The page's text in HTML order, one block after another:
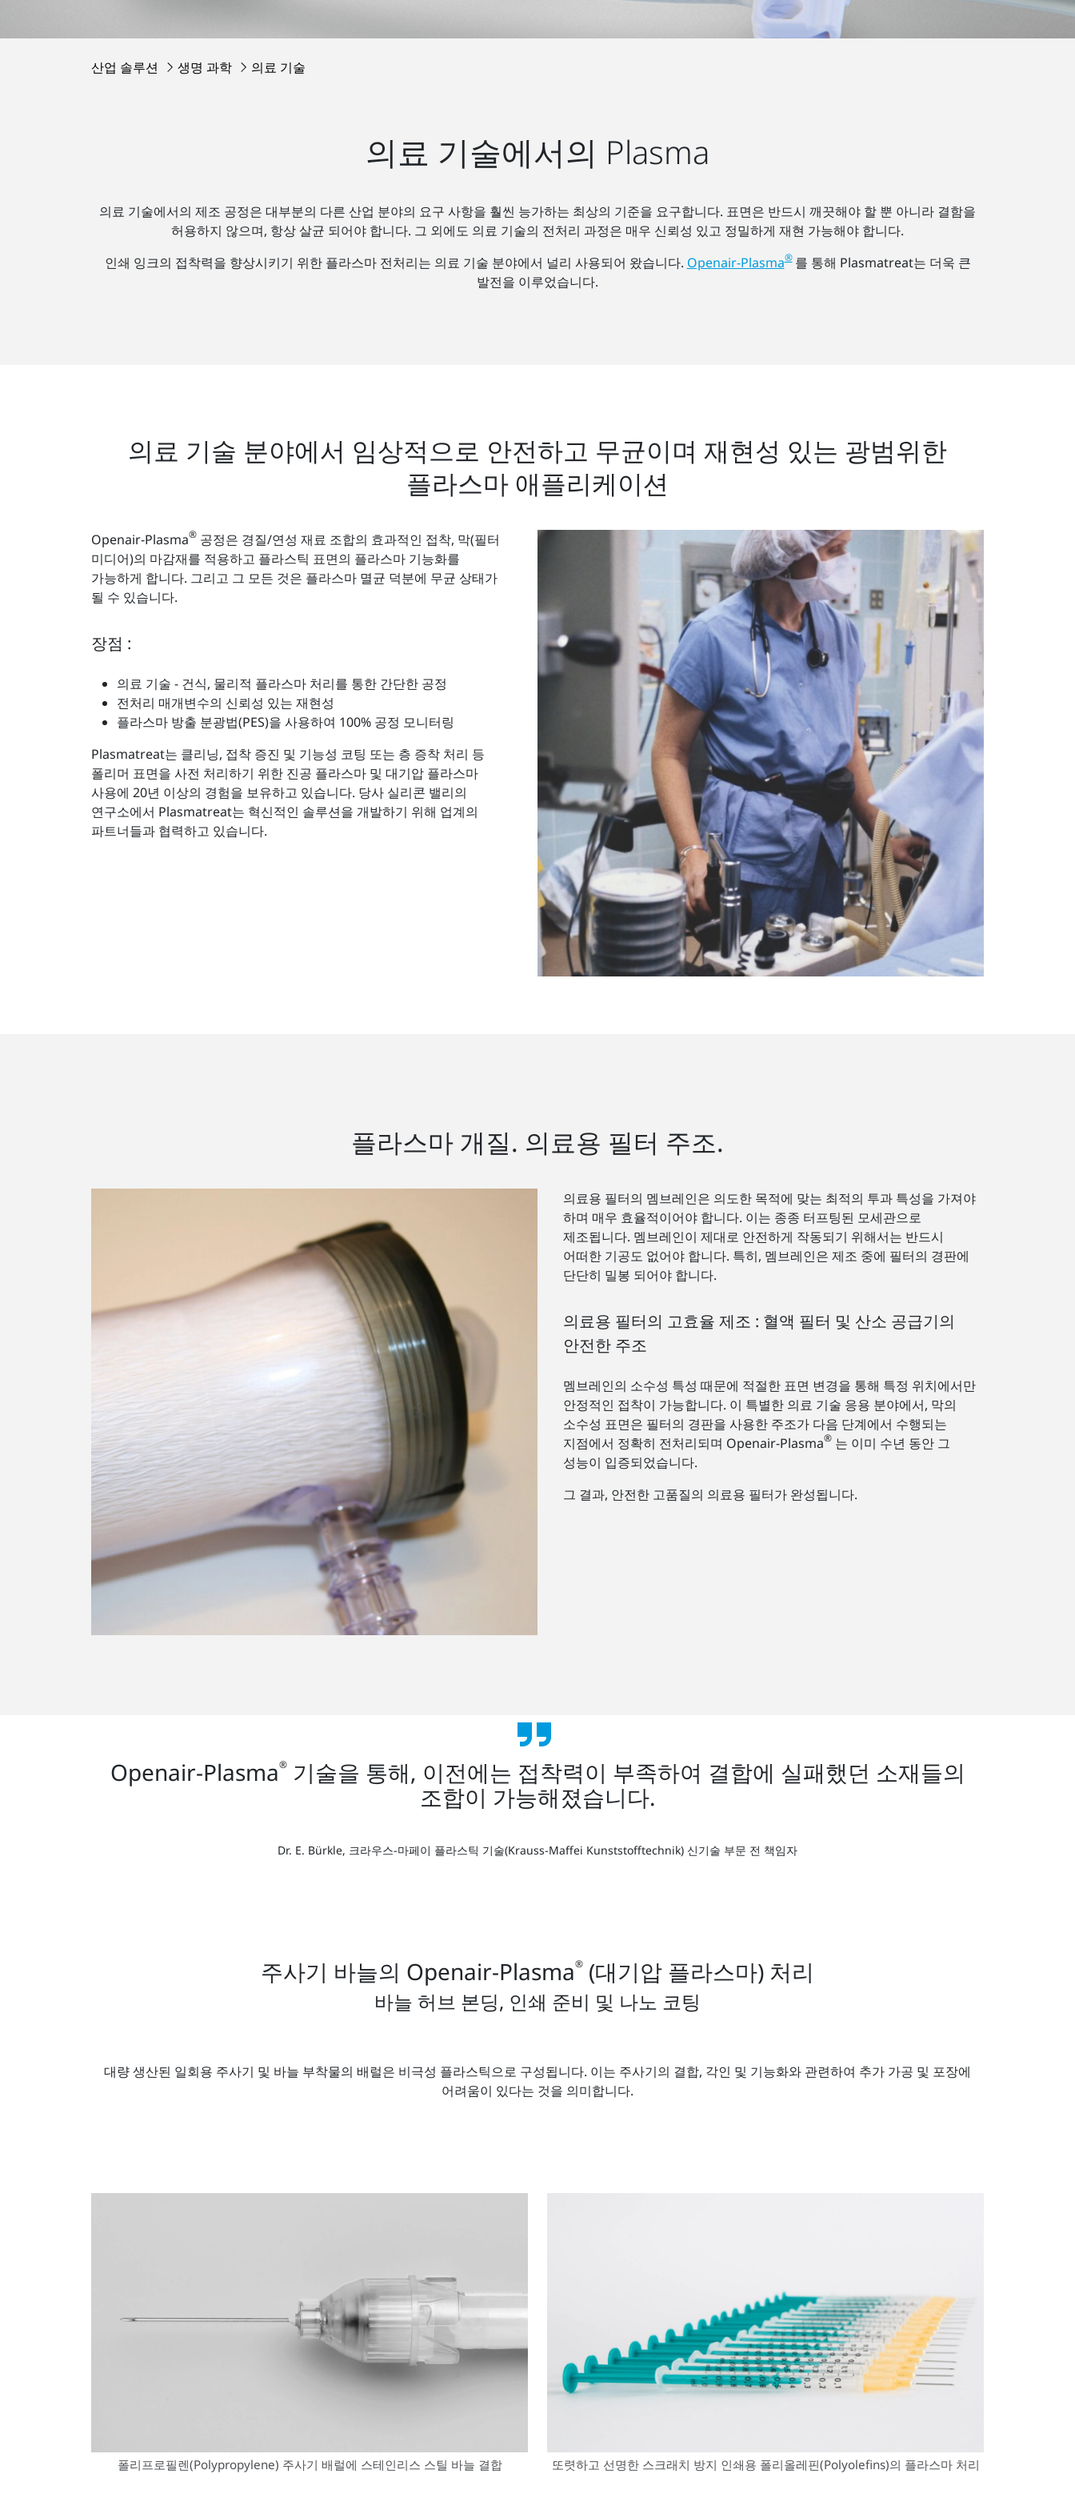
산업 솔루션 생명 과학 의료 기술
의료 기술에서의 Plasma
의료 기술에서의 제조 공정은 대부분의 다른 산업 분야의 요구 사항을 훨씬 능가하는 최상의 기준을 요구합니다. 표면은 반드시 깨끗해야 할 뿐 아니라 결함을
허용하지 않으며, 항상 살균 되어야 합니다. 그 외에도 의료 기술의 전처리 과정은 매우 신뢰성 있고 정밀하게 재현 가능해야 합니다.
인쇄 잉크의 접착력을 향상시키기 위한 플라스마 전처리는 의료 기술 분야에서 널리 사용되어 왔습니다. Openair-Plasma® 를 통해 Plasmatreat는 더욱 큰
발전을 이루었습니다.
의료 기술 분야에서 임상적으로 안전하고 무균이며 재현성 있는 광범위한
플라스마 애플리케이션
Openair-Plasma® 공정은 경질/연성 재료 조합의 효과적인 접착, 막(필터
미디어)의 마감재를 적용하고 플라스틱 표면의 플라스마 기능화를
가능하게 합니다. 그리고 그 모든 것은 플라스마 멸균 덕분에 무균 상태가
될 수 있습니다.
장점 :
의료 기술 - 건식, 물리적 플라스마 처리를 통한 간단한 공정
전처리 매개변수의 신뢰성 있는 재현성
플라스마 방출 분광법(PES)을 사용하여 100% 공정 모니터링
Plasmatreat는 클리닝, 접착 증진 및 기능성 코팅 또는 층 증착 처리 등
폴리머 표면을 사전 처리하기 위한 진공 플라스마 및 대기압 플라스마
사용에 20년 이상의 경험을 보유하고 있습니다. 당사 실리콘 밸리의
연구소에서 Plasmatreat는 혁신적인 솔루션을 개발하기 위해 업계의
파트너들과 협력하고 있습니다.
플라스마 개질. 의료용 필터 주조.
의료용 필터의 멤브레인은 의도한 목적에 맞는 최적의 투과 특성을 가져야
하며 매우 효율적이어야 합니다. 이는 종종 터프팅된 모세관으로
제조됩니다. 멤브레인이 제대로 안전하게 작동되기 위해서는 반드시
어떠한 기공도 없어야 합니다. 특히, 멤브레인은 제조 중에 필터의 경판에
단단히 밀봉 되어야 합니다.
의료용 필터의 고효율 제조 : 혈액 필터 및 산소 공급기의
안전한 주조
멤브레인의 소수성 특성 때문에 적절한 표면 변경을 통해 특정 위치에서만
안정적인 접착이 가능합니다. 이 특별한 의료 기술 응용 분야에서, 막의
소수성 표면은 필터의 경판을 사용한 주조가 다음 단계에서 수행되는
지점에서 정확히 전처리되며 Openair-Plasma® 는 이미 수년 동안 그
성능이 입증되었습니다.
그 결과, 안전한 고품질의 의료용 필터가 완성됩니다.
Openair-Plasma®기술을 통해, 이전에는 접착력이 부족하여 결합에 실패했던 소재들의
조합이 가능해졌습니다.
Dr. E. Bürkle, 크라우스-마페이 플라스틱 기술(Krauss-Maffei Kunststofftechnik) 신기술 부문 전 책임자
주사기 바늘의 Openair-Plasma® (대기압 플라스마) 처리
바늘 허브 본딩, 인쇄 준비 및 나노 코팅
대량 생산된 일회용 주사기 및 바늘 부착물의 배럴은 비극성 플라스틱으로 구성됩니다. 이는 주사기의 결합, 각인 및 기능화와 관련하여 추가 가공 및 포장에
어려움이 있다는 것을 의미합니다.
폴리프로필렌(Polypropylene) 주사기 배럴에 스테인리스 스틸 바늘 결합 또렷하고 선명한 스크래치 방지 인쇄용 폴리올레핀(Polyolefins)의 플라스마 처리